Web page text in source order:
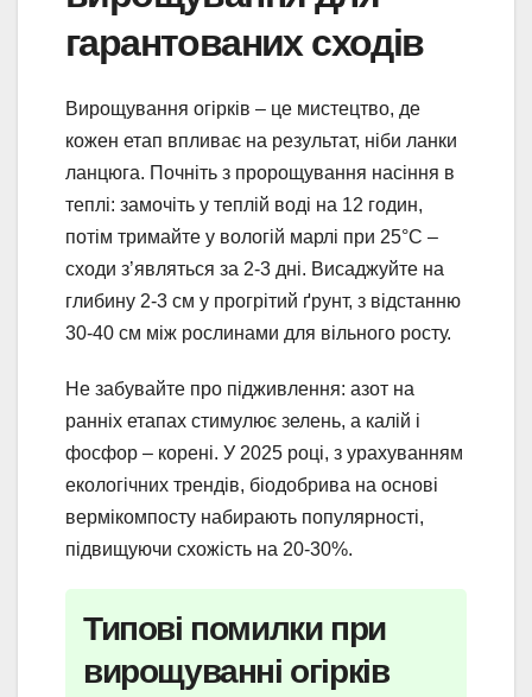
гарантованих сходів
Вирощування огірків – це мистецтво, де
кожен етап впливає на результат, ніби ланки
ланцюга. Почніть з пророщування насіння в
теплі: замочіть у теплій воді на 12 годин,
потім тримайте у вологій марлі при 25°C –
сходи з’являться за 2-3 дні. Висаджуйте на
глибину 2-3 см у прогрітий ґрунт, з відстанню
30-40 см між рослинами для вільного росту.
Не забувайте про підживлення: азот на
ранніх етапах стимулює зелень, а калій і
фосфор – корені. У 2025 році, з урахуванням
екологічних трендів, біодобрива на основі
вермікомпосту набирають популярності,
підвищуючи схожість на 20-30%.
Типові помилки при
вирощуванні огірків